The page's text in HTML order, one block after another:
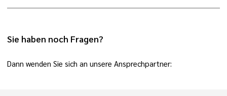
Sie haben noch Fragen?
Dann wenden Sie sich an unsere Ansprechpartner: